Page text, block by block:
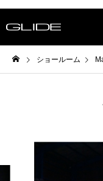
ショールーム